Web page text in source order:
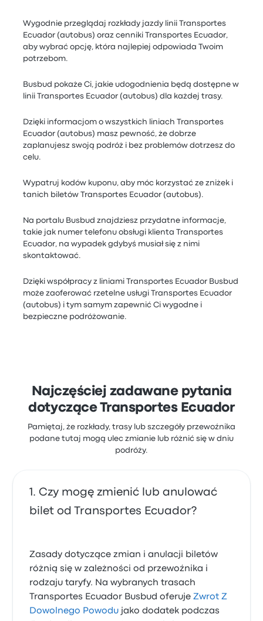
Wygodnie przeglądaj rozkłady jazdy linii Transportes
Ecuador (autobus) oraz cenniki Transportes Ecuador,
aby wybrać opcję, która najlepiej odpowiada Twoim
potrzebom.
Busbud pokaże Ci, jakie udogodnienia będą dostępne w
linii Transportes Ecuador (autobus) dla każdej trasy.
Dzięki informacjom o wszystkich liniach Transportes
Ecuador (autobus) masz pewność, że dobrze
zaplanujesz swoją podróż i bez problemów dotrzesz do
celu.
Wypatruj kodów kuponu, aby móc korzystać ze zniżek i
tanich biletów Transportes Ecuador (autobus).
Na portalu Busbud znajdziesz przydatne informacje,
takie jak numer telefonu obsługi klienta Transportes
Ecuador, na wypadek gdybyś musiał się z nimi
skontaktować.
Dzięki współpracy z liniami Transportes Ecuador Busbud
może zaoferować rzetelne usługi Transportes Ecuador
(autobus) i tym samym zapewnić Ci wygodne i
bezpieczne podróżowanie.
Najczęściej zadawane pytania
dotyczące Transportes Ecuador
Pamiętaj, że rozkłady, trasy lub szczegóły przewoźnika
podane tutaj mogą ulec zmianie lub różnić się w dniu
podróży.
Czy mogę zmienić lub anulować
bilet od Transportes Ecuador?
Zasady dotyczące zmian i anulacji biletów
różnią się w zależności od przewoźnika i
rodzaju taryfy. Na wybranych trasach
Transportes Ecuador Busbud oferujeZwrot Z
Dowolnego Powodu jako dodatek podczas